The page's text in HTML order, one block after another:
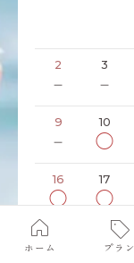
ホーム プラン
2
－
3
－
9
－
10
◯
16
◯
17
◯
◯ ◯